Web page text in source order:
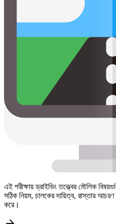
এই পরীক্ষায় ড্রাইভিং তত্ত্বের মৌলিক
সঠিক নিয়ম, চালকের দায়িত্ব, রাস্তার
করে।